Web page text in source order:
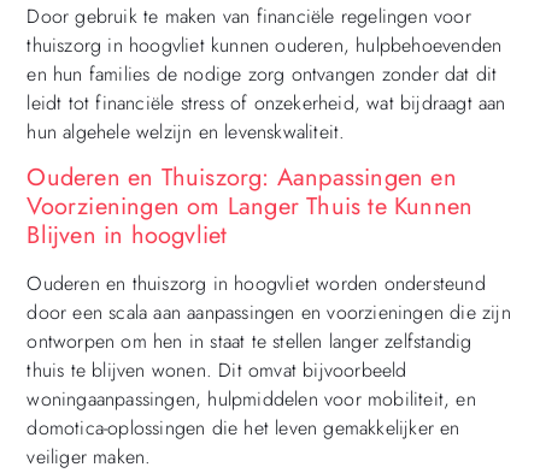
Door gebruik te maken van financiële regelingen voor
thuiszorg in hoogvliet kunnen ouderen, hulpbehoevenden
en hun families de nodige zorg ontvangen zonder dat dit
leidt tot financiële stress of onzekerheid, wat bijdraagt aan
hun algehele welzijn en levenskwaliteit.
Ouderen en Thuiszorg: Aanpassingen en
Voorzieningen om Langer Thuis te Kunnen
Blijven in hoogvliet
Ouderen en thuiszorg in hoogvliet worden ondersteund
door een scala aan aanpassingen en voorzieningen die zijn
ontworpen om hen in staat te stellen langer zelfstandig
thuis te blijven wonen. Dit omvat bijvoorbeeld
woningaanpassingen, hulpmiddelen voor mobiliteit, en
domotica-oplossingen die het leven gemakkelijker en
veiliger maken.